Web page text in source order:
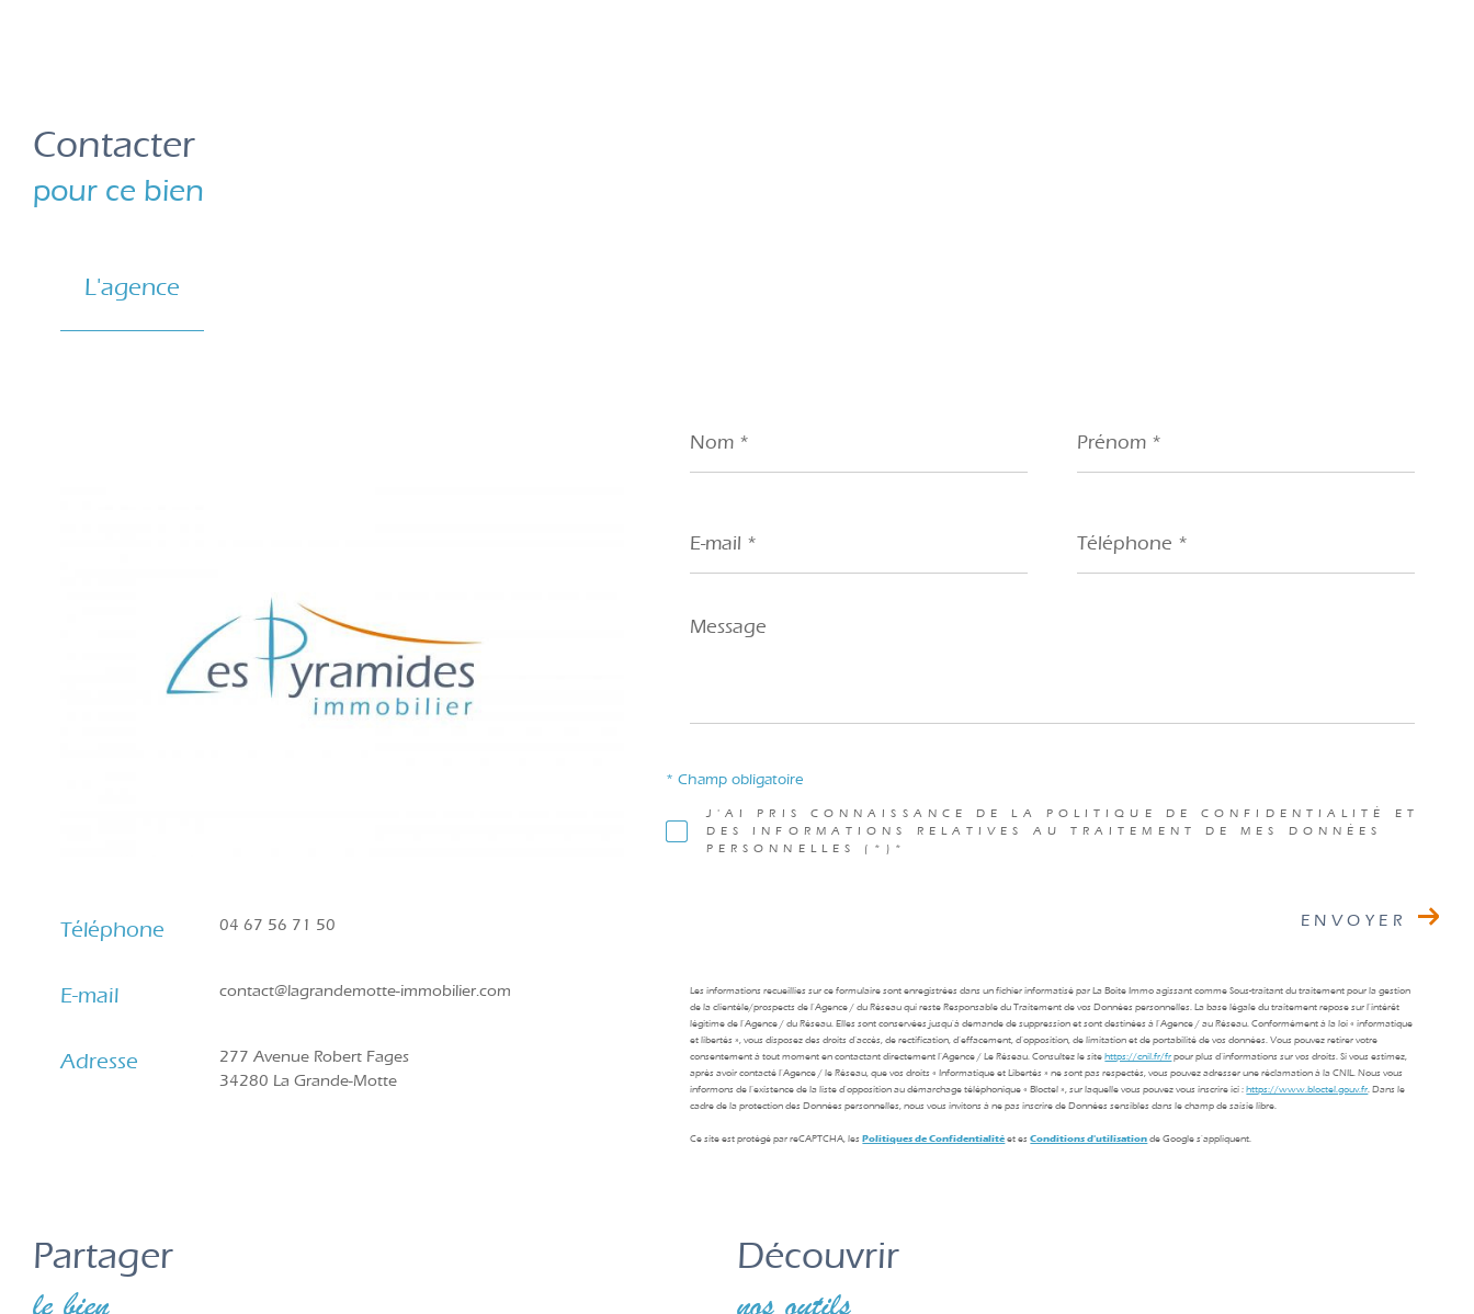
Contacter
pour ce bien
L'agence
Téléphone 04 67 56 71 50
E-mail contact@lagrandemotte-immobilier.com
Adresse
277 Avenue Robert Fages
34280 La Grande-Motte
*
*
mail
*
*
Message
*
J'AI PRIS CONNAISSANCE DE LA POLITIQUE DE CONFIDENTIALITÉ ET
DES INFORMATIONS RELATIVES AU TRAITEMENT DE MES DONNÉES
PERSONNELLES (*)*
* Champ obligatoire
ENVOYER
Les informations recueillies sur ce formulaire sont enregistrées dans un fichier informatisé par La Boite Immo agissant comme Sous-traitant du traitement pour la gestion
de la clientèle/prospects de l'Agence / du Réseau qui reste Responsable du Traitement de vos Données personnelles. La base légale du traitement repose sur l'intérêt
légitime de l'Agence / du Réseau. Elles sont conservées jusqu'à demande de suppression et sont destinées à l'Agence / au Réseau. Conformément à la loi « informatique
et libertés », vous disposez des droits d’accès, de rectification, d’effacement, d’opposition, de limitation et de portabilité de vos données. Vous pouvez retirer votre
consentement à tout moment en contactant directement l’Agence / Le Réseau. Consultez le sitehttps://cnil.fr/fr pour plus d’informations sur vos droits. Si vous estimez,
après avoir contacté l'Agence / le Réseau, que vos droits « Informatique et Libertés » ne sont pas respectés, vous pouvez adresser une réclamation à la CNIL. Nous vous
informons de l’existence de la liste d'opposition au démarchage téléphonique « Bloctel », sur laquelle vous pouvez vous inscrire ici :https://www.bloctel.gouv.fr . Dans le
cadre de la protection des Données personnelles, nous vous invitons à ne pas inscrire de Données sensibles dans le champ de saisie libre.
Ce site est protégé par reCAPTCHA, lesPolitiques de Confidentialité et esConditions d'utilisation de Google s'appliquent.
partager découvrir